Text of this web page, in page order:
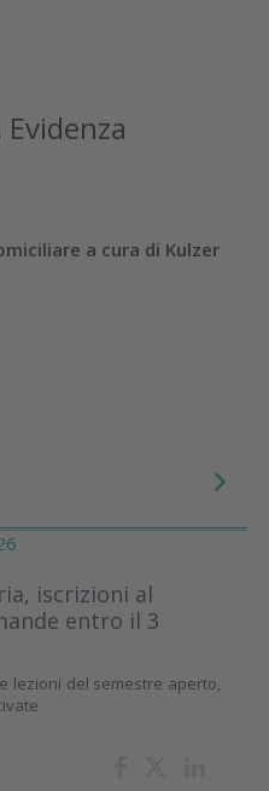
a cura di Kulzer
iscrizioni al
entro il 3
lezioni del semestre aperto,